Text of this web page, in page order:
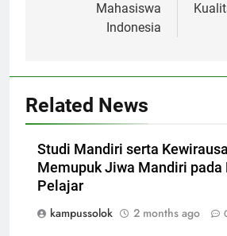
Mahasiswa
Indonesia
Related News
Studi Mandiri serta
Memupuk Jiwa Mandiri pada
Pelajar
kampussolok
2 months ago